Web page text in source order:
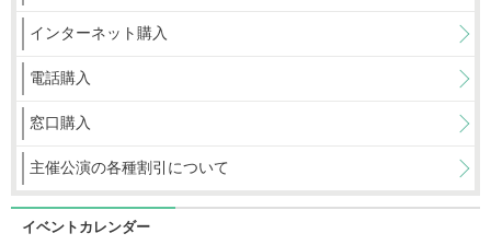
インターネット購入
電話購入
窓口購入
主催公演の各種割引について
イベントカレンダー